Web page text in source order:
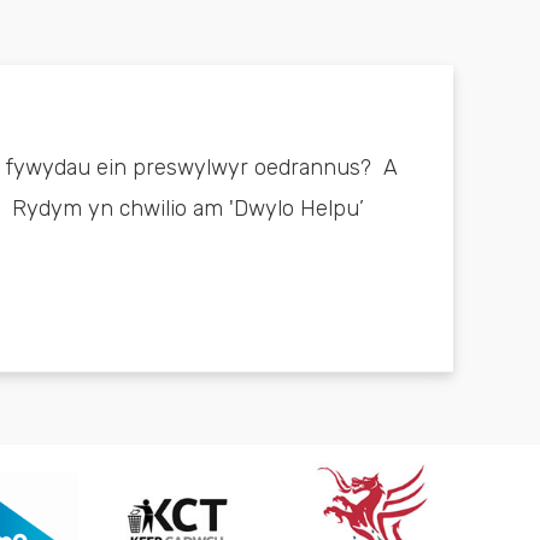
fywydau ein preswylwyr oedrannus? A
yn chwilio am 'Dwylo Helpu’